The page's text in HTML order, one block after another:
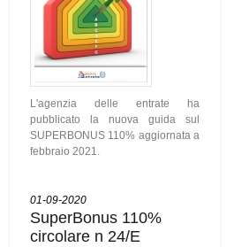
L'agenzia delle entrate ha
pubblicato la nuova guida sul
SUPERBONUS 110% aggiornata a
febbraio 2021.
01-09-2020
SuperBonus 110%
circolare n 24/E